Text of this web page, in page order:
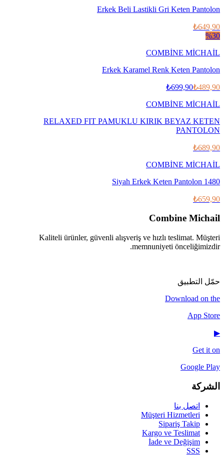
Erkek Beli Lastikli Gri Keten Pantolon
₺649,90
%30
COMBİNE MİCHAİL
Erkek Karamel Renk Keten Pantolon
₺699,90₺489,90
COMBİNE MİCHAİL
RELAXED FIT PAMUKLU KIRIK BEYAZ KETEN
PANTOLON
₺689,90
COMBİNE MİCHAİL
Siyah Erkek Keten Pantolon 1480
₺659,90
Combine Michail
Kaliteli ürünler, güvenli alışveriş ve hızlı teslimat. Müşteri
memnuniyeti önceliğimizdir.
حمّل التطبيق
Download on the
App Store
▶
Get it on
Google Play
الشركة
اتصل بنا
Müşteri Hizmetleri
Sipariş Takip
Kargo ve Teslimat
İade ve Değişim
SSS